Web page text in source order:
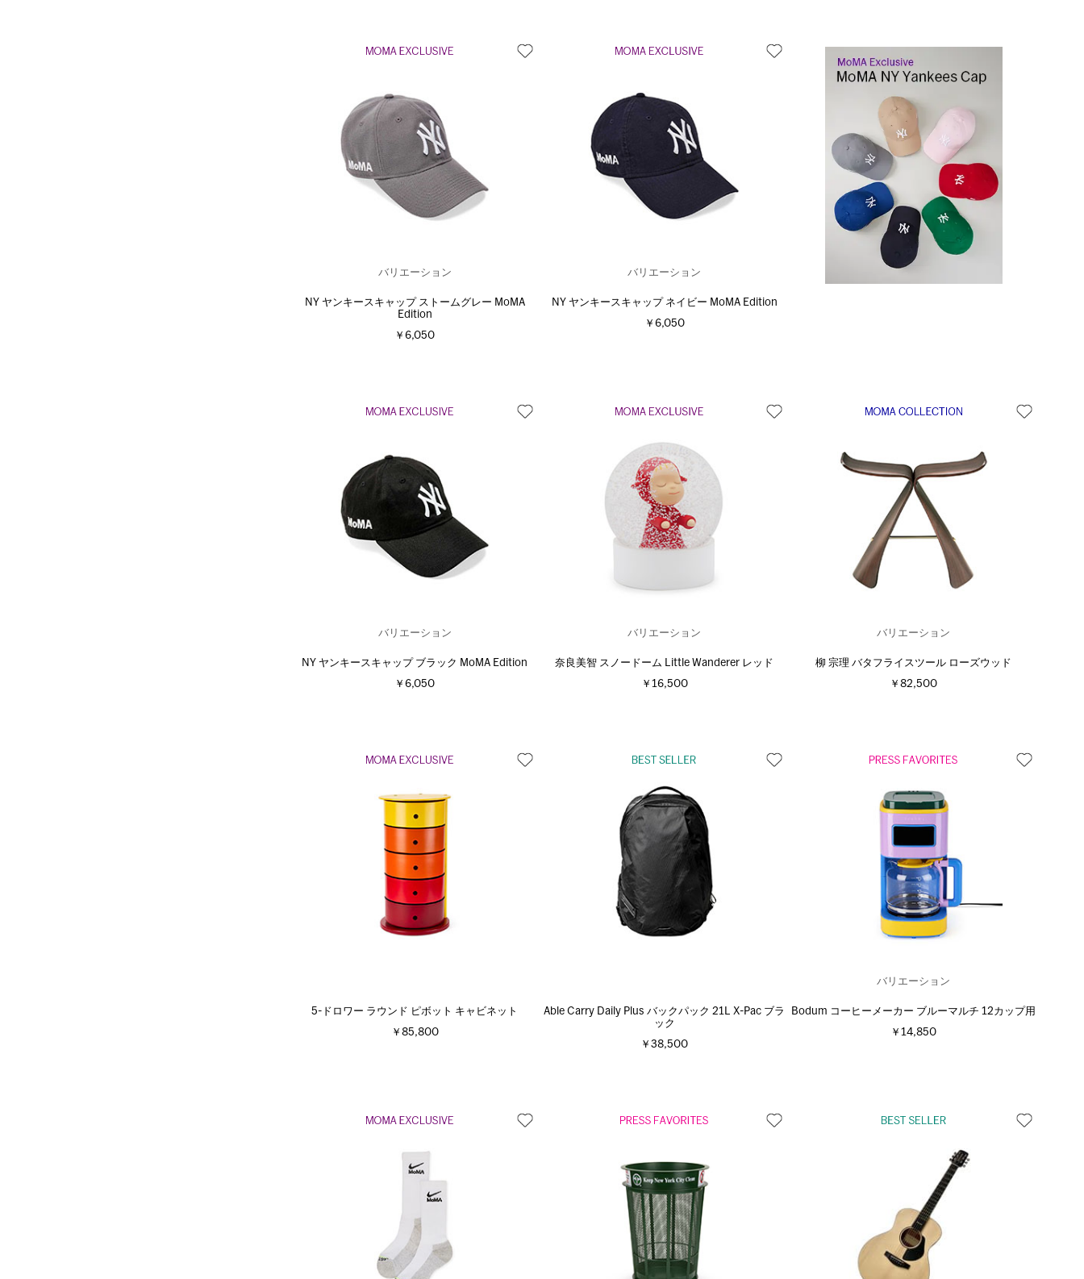
バリエーション
NY ヤンキースキャップ ストームグレー MoMA
Edition
￥6,050
バリエーション
NY ヤンキースキャップ ネイビー MoMA Edition
￥6,050
バリエーション
NY ヤンキースキャップ ブラック MoMA Edition
￥6,050
バリエーション
奈良美智 スノードーム Little Wanderer レッド
￥16,500
バリエーション
柳 宗理 バタフライスツール ローズウッド
￥82,500
5-ドロワー ラウンド ピボット キャビネット
￥85,800
Able Carry Daily Plus バックパック 21L X-Pac ブラ
ック
￥38,500
バリエーション
Bodum コーヒーメーカー ブルーマルチ 12カップ用
￥14,850